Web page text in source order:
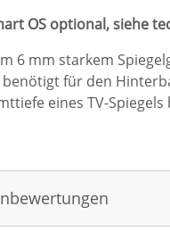
OS optional, siehe